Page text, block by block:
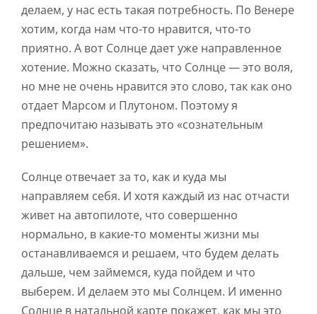
делаем, у нас есть такая потребность. По Венере
хотим, когда нам что-то нравится, что-то
приятно. А вот Солнце дает уже направленное
хотение. Можно сказать, что Солнце — это воля,
но мне не очень нравится это слово, так как оно
отдает Марсом и Плутоном. Поэтому я
предпочитаю называть это «сознательным
решением».
Солнце отвечает за то, как и куда мы
направляем себя. И хотя каждый из нас отчасти
живет на автопилоте, что совершенно
нормально, в какие-то моменты жизни мы
останавливаемся и решаем, что будем делать
дальше, чем займемся, куда пойдем и что
выберем. И делаем это мы Солнцем. И именно
Солнце в натальной карте покажет, как мы это